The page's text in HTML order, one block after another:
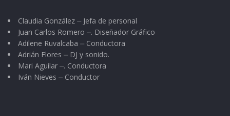
Claudia González ⏤ Jefa de personal
Juan Carlos Romero ⏤. Diseñador Gráfico
Adilene Ruvalcaba ⏤ Conductora
Adrián Flores ⏤ DJ y sonido.
Mari Aguilar ⏤. Conductora
Iván Nieves ⏤ Conductor